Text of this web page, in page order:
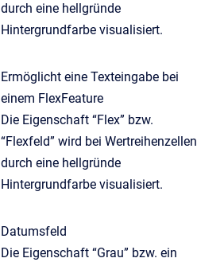
durch eine hellgründe
Hintergrundfarbe visualisiert.
Ermöglicht eine Texteingabe bei
einem FlexFeature
Die Eigenschaft “Flex” bzw.
“Flexfeld” wird bei Wertreihenzellen
durch eine hellgründe
Hintergrundfarbe visualisiert.
Datumsfeld
Die Eigenschaft “Grau” bzw. ein